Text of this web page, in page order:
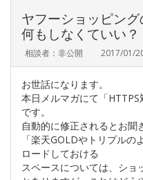
ヤフーショッピング
何もしなくていい？
相談者：非公開 2017/01/
お世話になります。
本日メルマガにて「
です。
自動的に修正されるとお聞
「楽天GOLDやトリプル
ロードしておける
スペースについては、ショ